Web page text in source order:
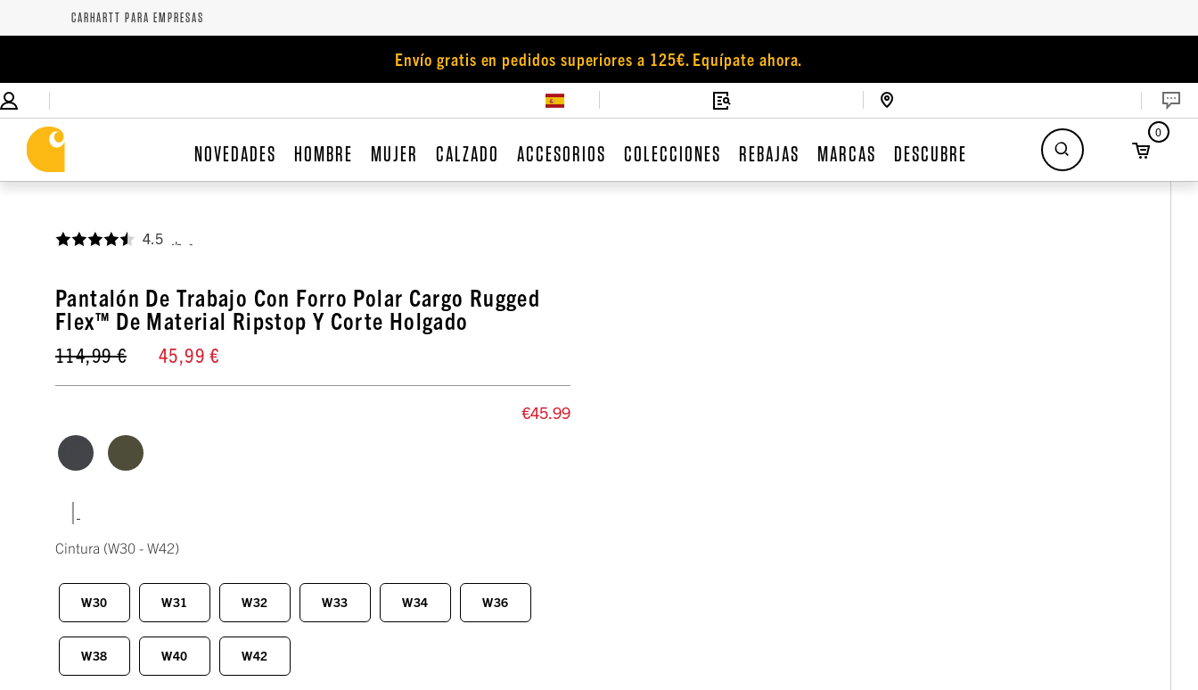
CARHARTT PARA EMPRESAS
Envío gratis en pedidos superiores a 125€. Equípate ahora.
NOVEDADES HOMBRE MUJER CALZADO ACCESORIOS COLECCIONES REBAJAS MARCAS DESCUBRE
0
4.5
Pantalón De Trabajo Con Forro Polar Cargo Rugged
Flex™ De Material Ripstop Y Corte Holgado
114,99 € 45,99 €
€45.99
|
Cintura (W30 - W42)
W30 W31 W32 W33 W34 W36
W38 W40 W42